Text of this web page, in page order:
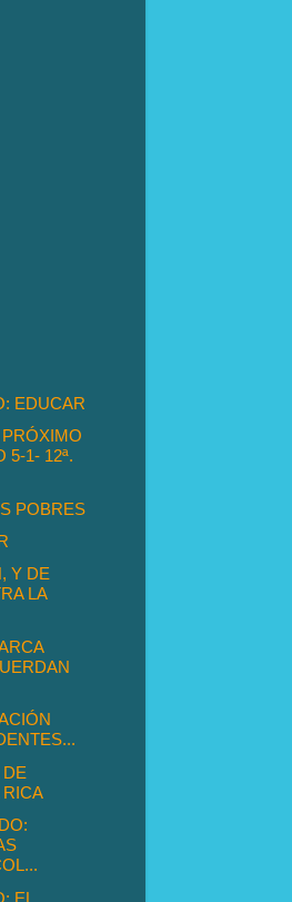
EDUCAR
5-1- 12ª.
POBRES
Y DE
LA
RICA
EL